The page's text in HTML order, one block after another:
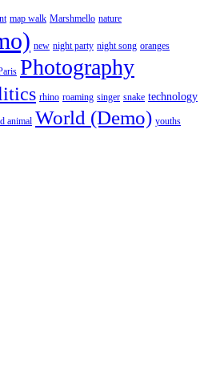
map walk Marshmello nature
new night party night song oranges
Photography
rhino roaming singer snake technology
animal World (Demo) youths